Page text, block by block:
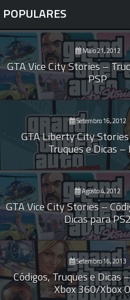
POPULARES
Maio 21, 2012
GTA Vice City Stories –
PSP
Setembro 16, 2012
GTA Liberty City
Truques e Dicas –
Agosto 4, 2012
GTA Vice City Stories –
Dicas para
Setembro 16, 2013
Códigos, Truques e Dicas
Xbox 360/Xbox